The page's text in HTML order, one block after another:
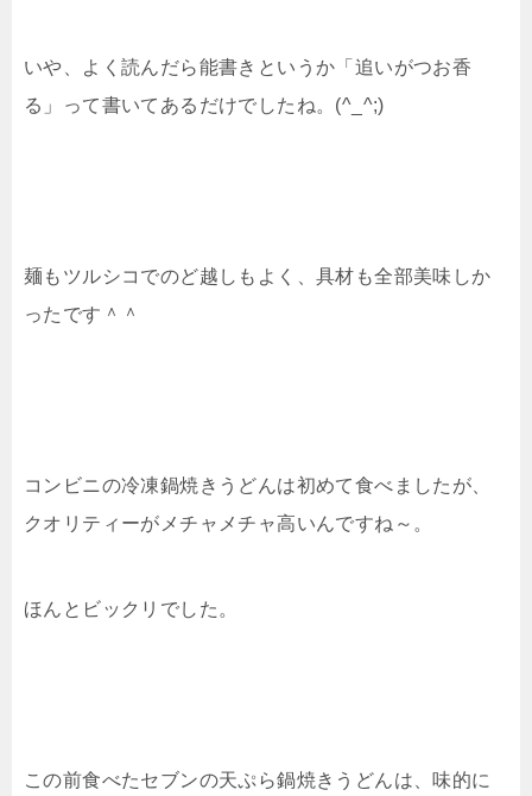
いや、よく読んだら能書きというか「追いがつお香
る」って書いてあるだけでしたね。(^_^;)
麺もツルシコでのど越しもよく、具材も全部美味しか
ったです＾＾
コンビニの冷凍鍋焼きうどんは初めて食べましたが、
クオリティーがメチャメチャ高いんですね～。
ほんとビックリでした。
この前食べたセブンの天ぷら鍋焼きうどんは、味的に